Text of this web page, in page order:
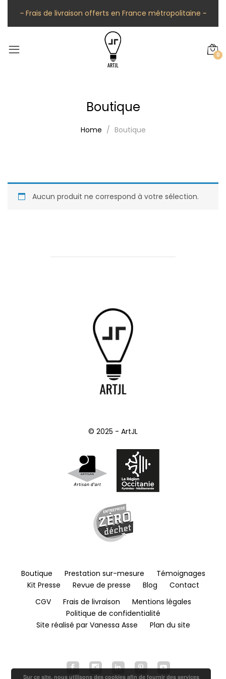
~ Frais de livraison offerts en France métropolitaine ~
0
Boutique
Home Boutique
Aucun produit ne correspond à votre sélection.
© 2025 - ArtJL
Boutique Prestation sur-mesure
Témoignages
Kit Presse
Revue de presse Blog
Contact
CGV
Frais de livraison
Mentions légales
Politique de confidentialité
Site réalisé par Vanessa Asse
Plan du site
Sur ce site, nous utilisons des cookies afin de fournir des services